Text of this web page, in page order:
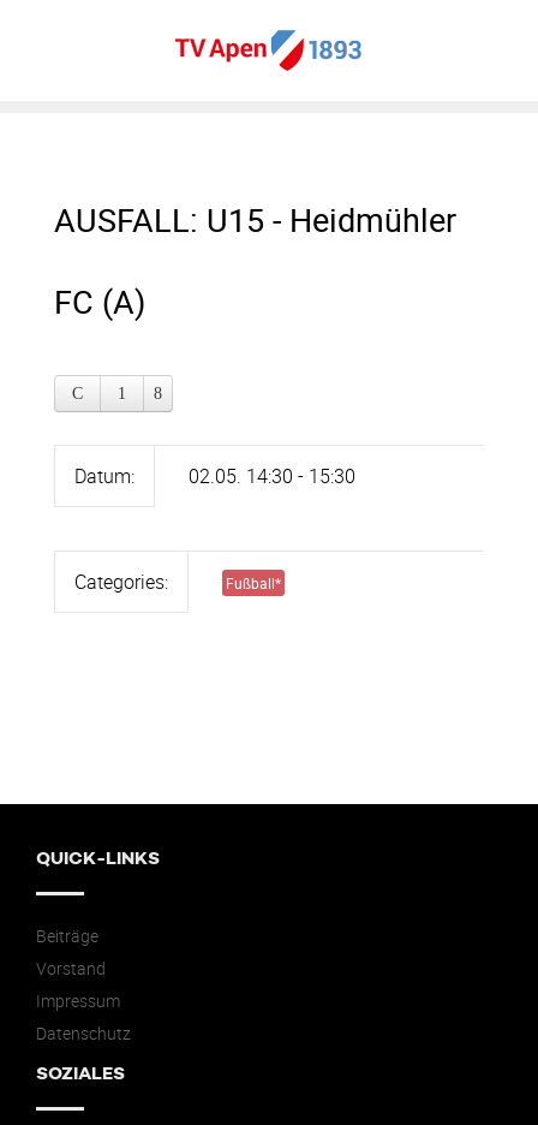
AUSFALL: U15 - Heidmühler
FC (A)
Datum: 02.05. 14:30 - 15:30
Categories: Fußball*
QUICK-LINKS
Beiträge
Vorstand
Impressum
Datenschutz
SOZIALES